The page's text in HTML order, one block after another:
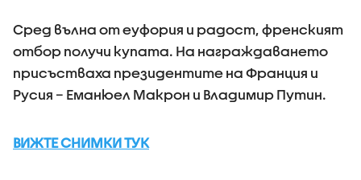
Сред вълна от еуфория и радост, френският
отбор получи купата. На награждаването
присъстваха президентите на Франция и
Русия – Еманюел Макрон и Владимир Путин.
ВИЖТЕ СНИМКИ ТУК